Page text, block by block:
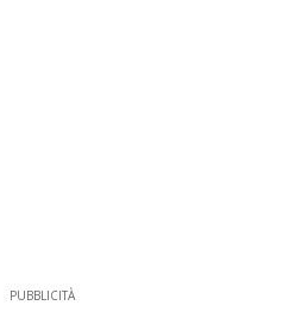
PUBBLICITÀ